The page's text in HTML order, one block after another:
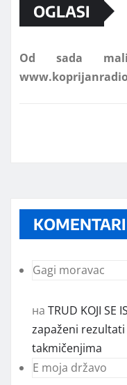
OGLASI
Od sada
KOMENTARI
Gagi moravac
на TRUD KOJI SE
zapaženi
takmičenjima
E moja državo